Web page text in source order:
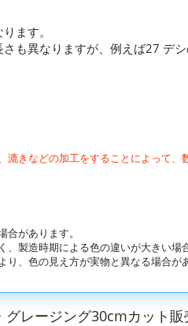
ます。
も異なりますが、例えば27 デ
きなどの加工をすることによって、
があります。
製造時期による色の違いが大きい場
、色の見え方が実物と異なる場合が
レージング30cmカット販